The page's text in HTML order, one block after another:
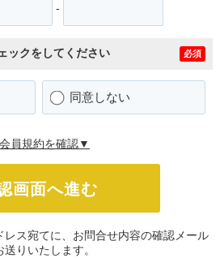
-
ックをしてください 必須
同意しない
員規約を確認▼
ス宛てに、お問合せ内容の確認メール
送りいたします。